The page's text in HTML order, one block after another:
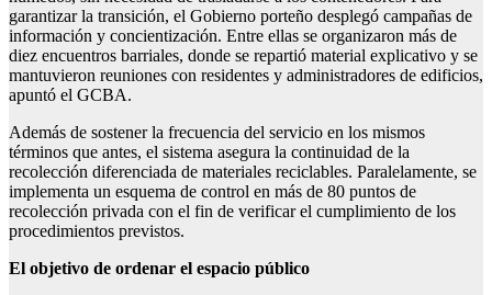
garantizar la transición, el Gobierno porteño desplegó campañas de
información y concientización. Entre ellas se organizaron más de
diez encuentros barriales, donde se repartió material explicativo y se
mantuvieron reuniones con residentes y administradores de edificios,
apuntó el GCBA.
Además de sostener la frecuencia del servicio en los mismos
términos que antes, el sistema asegura la continuidad de la
recolección diferenciada de materiales reciclables. Paralelamente, se
implementa un esquema de control en más de 80 puntos de
recolección privada con el fin de verificar el cumplimiento de los
procedimientos previstos.
El objetivo de ordenar el espacio público